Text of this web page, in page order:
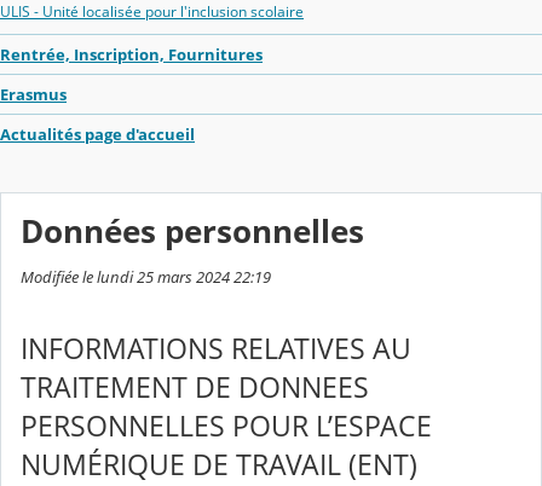
ULIS - Unité localisée pour l'inclusion scolaire
Rentrée, Inscription, Fournitures
Erasmus
Actualités page d'accueil
Données personnelles
Modifiée le lundi 25 mars 2024 22:19
INFORMATIONS RELATIVES AU
TRAITEMENT DE DONNEES
PERSONNELLES POUR L’ESPACE
NUMÉRIQUE DE TRAVAIL (ENT)